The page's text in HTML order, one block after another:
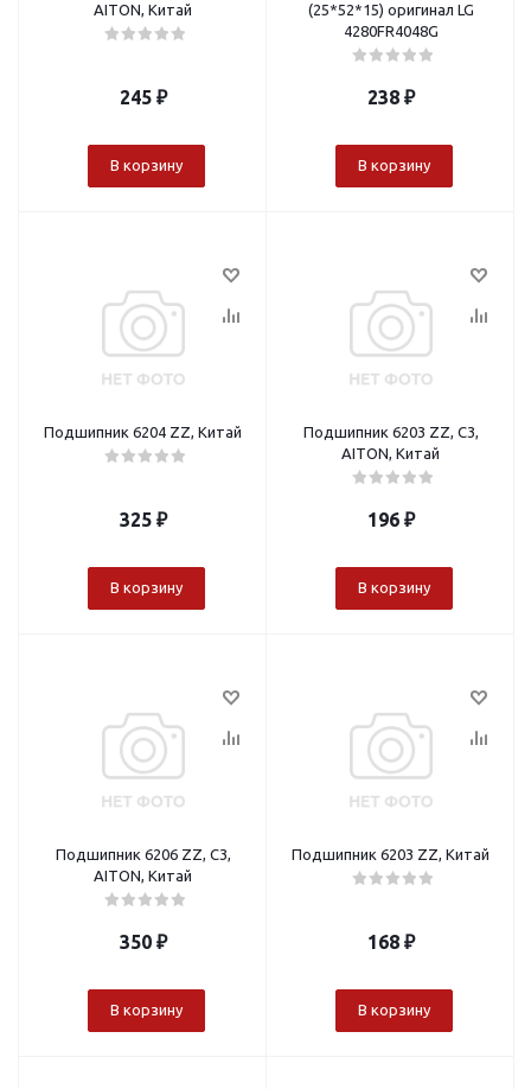
AITON, Китай
245₽
В корзину
(25*52*15) оригинал LG
4280FR4048G
238₽
В корзину
Подшипник 6204 ZZ, Китай
325₽
В корзину
Подшипник 6203 ZZ, C3,
AITON, Китай
196₽
В корзину
Подшипник 6206 ZZ, C3,
AITON, Китай
350₽
В корзину
Подшипник 6203 ZZ, Китай
168₽
В корзину